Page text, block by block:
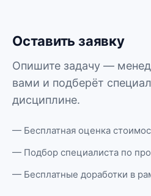
Оставить заявку
Опишите задачу —
вами и подберёт
дисциплине.
— Бесплатная оценка
— Подбор специалиста по
— Бесплатные доработки в